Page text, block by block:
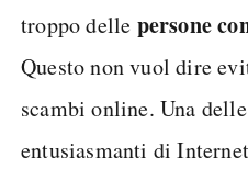
troppo delle persone
Questo non vuol dire
scambi online. Una
entusiasmanti di